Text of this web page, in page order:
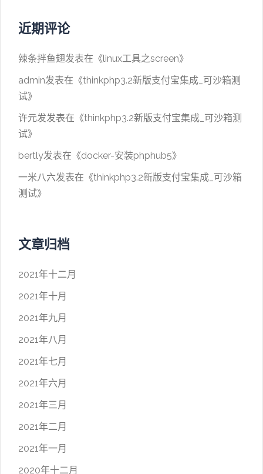
近期评论
辣条拌鱼翅发表在《linux工具之screen》
admin发表在《thinkphp3.2新版支付宝集成_可沙箱测
试》
许元发发表在《thinkphp3.2新版支付宝集成_可沙箱测
试》
bertly发表在《docker-安装phphub5》
一米八六发表在《thinkphp3.2新版支付宝集成_可沙箱
测试》
文章归档
2021年十二月
2021年十月
2021年九月
2021年八月
2021年七月
2021年六月
2021年三月
2021年二月
2021年一月
2020年十二月